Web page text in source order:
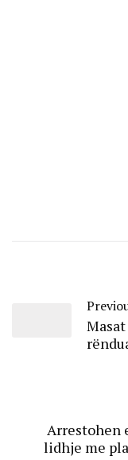
Arrestohen
lidhje me